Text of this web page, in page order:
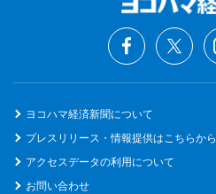
ヨコハマ経済新聞について
プレスリリース・情報提供はこちらから
アクセスデータの利用について
お問い合わせ